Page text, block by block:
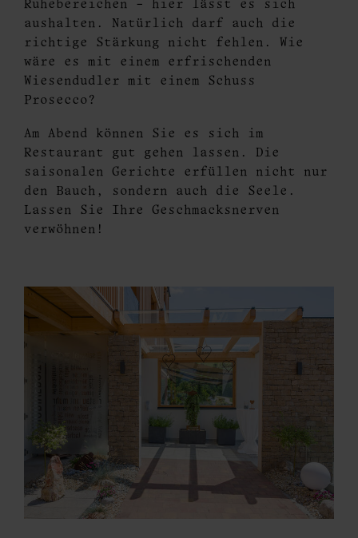
Ruhebereichen – hier lässt es sich
aushalten. Natürlich darf auch die
richtige Stärkung nicht fehlen. Wie
wäre es mit einem erfrischenden
Wiesendudler mit einem Schuss
Prosecco?
Am Abend können Sie es sich im
Restaurant gut gehen lassen. Die
saisonalen Gerichte erfüllen nicht nur
den Bauch, sondern auch die Seele.
Lassen Sie Ihre Geschmacksnerven
verwöhnen!